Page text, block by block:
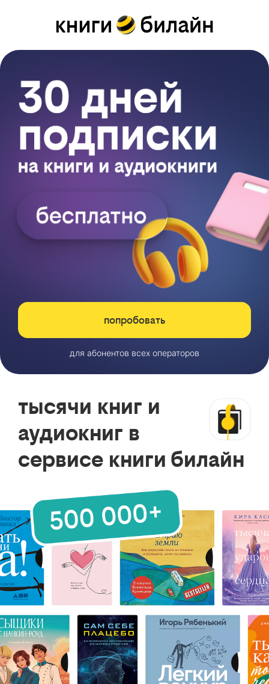
попробовать
для абонентов всех операторов
тысячи книг и
аудиокниг в
сервисе книги билайн